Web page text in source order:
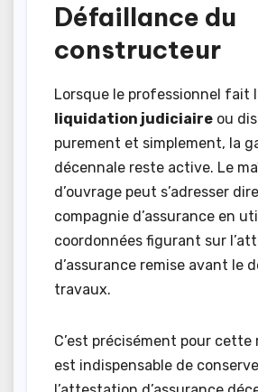
Défaillance du
constructeur
Lorsque le professionnel fait
liquidation judiciaire ou
purement et simplement, la
décennale reste active. Le
d’ouvrage peut s’adresser
compagnie d’assurance en
coordonnées figurant sur
d’assurance remise avant le
travaux.
C’est précisément pour cette
est indispensable de